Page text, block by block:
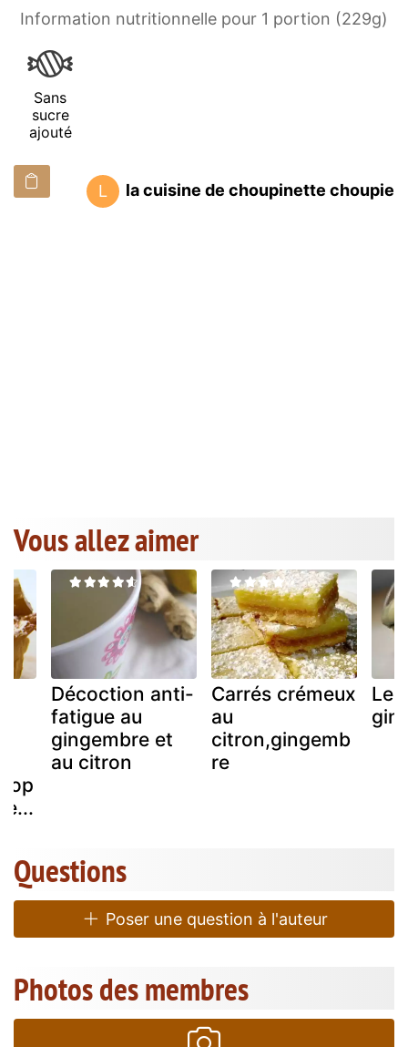
Information nutritionnelle pour 1 portion (229g)
Sans
sucre
ajouté
L la cuisine de choupinette choupie
Vous allez aimer
Décoction anti-
fatigue au
gingembre et
au citron
Carrés crémeux
au
citron,gingemb
re
Questions
Poser une question à l'auteur
Photos des membres